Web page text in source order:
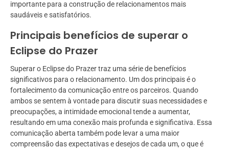
importante para a construção de relacionamentos mais
saudáveis e satisfatórios.
Principais benefícios de superar o
Eclipse do Prazer
Superar o Eclipse do Prazer traz uma série de benefícios
significativos para o relacionamento. Um dos principais é o
fortalecimento da comunicação entre os parceiros. Quando
ambos se sentem à vontade para discutir suas necessidades e
preocupações, a intimidade emocional tende a aumentar,
resultando em uma conexão mais profunda e significativa. Essa
comunicação aberta também pode levar a uma maior
compreensão das expectativas e desejos de cada um, o que é